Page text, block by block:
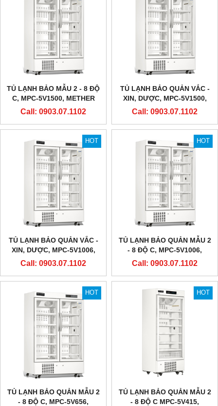
TỦ LẠNH BẢO MẪU 2 - 8 ĐỘ
C, MPC-5V1500, METHER
BIOMEDICAL
Call: 0903.07.1102
TỦ LẠNH BẢO QUẢN VẮC -
XIN, DƯỢC, MPC-5V1500,
METHER BIOMEDICAL
Call: 0903.07.1102
HOT
TỦ LẠNH BẢO QUẢN VẮC -
XIN, DƯỢC, MPC-5V1006,
METHER BIOMEDICAL
Call: 0903.07.1102
HOT
TỦ LẠNH BẢO QUẢN MẪU 2
- 8 ĐỘ C, MPC-5V1006,
METHER BIOMEDICAL
Call: 0903.07.1102
HOT
TỦ LẠNH BẢO QUẢN MẪU 2
- 8 ĐỘ C, MPC-5V656,
HOT
TỦ LẠNH BẢO QUẢN MẪU 2
- 8 ĐỘ C MPC-5V415,